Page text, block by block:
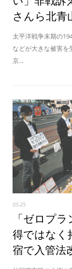
さんら北青
太平洋戦争末期の
などが大きな被害を
京...
05-25
「ゼロプ
得ではな
宿で入管法